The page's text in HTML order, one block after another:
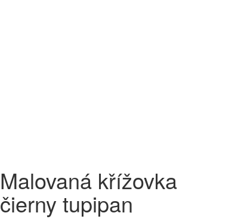
Malovaná křížovka
čierny tupipan